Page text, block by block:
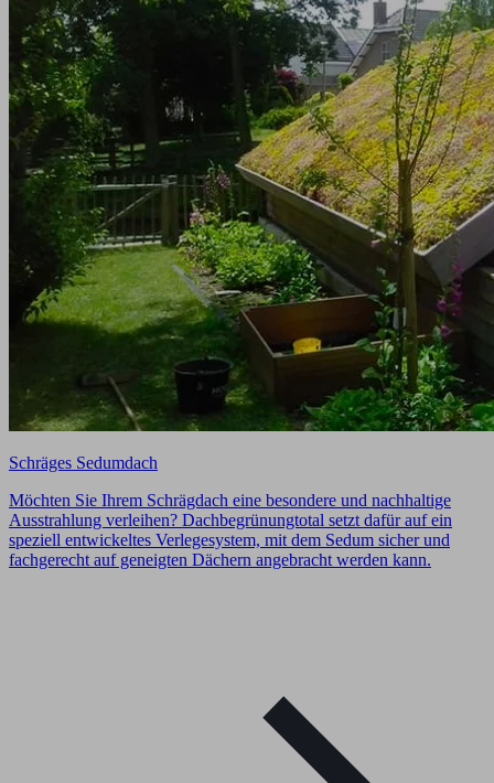
Schräges Sedumdach
Möchten Sie Ihrem Schrägdach eine besondere und nachhaltige
Ausstrahlung verleihen? Dachbegrünungtotal setzt dafür auf ein
speziell entwickeltes Verlegesystem, mit dem Sedum sicher und
fachgerecht auf geneigten Dächern angebracht werden kann.